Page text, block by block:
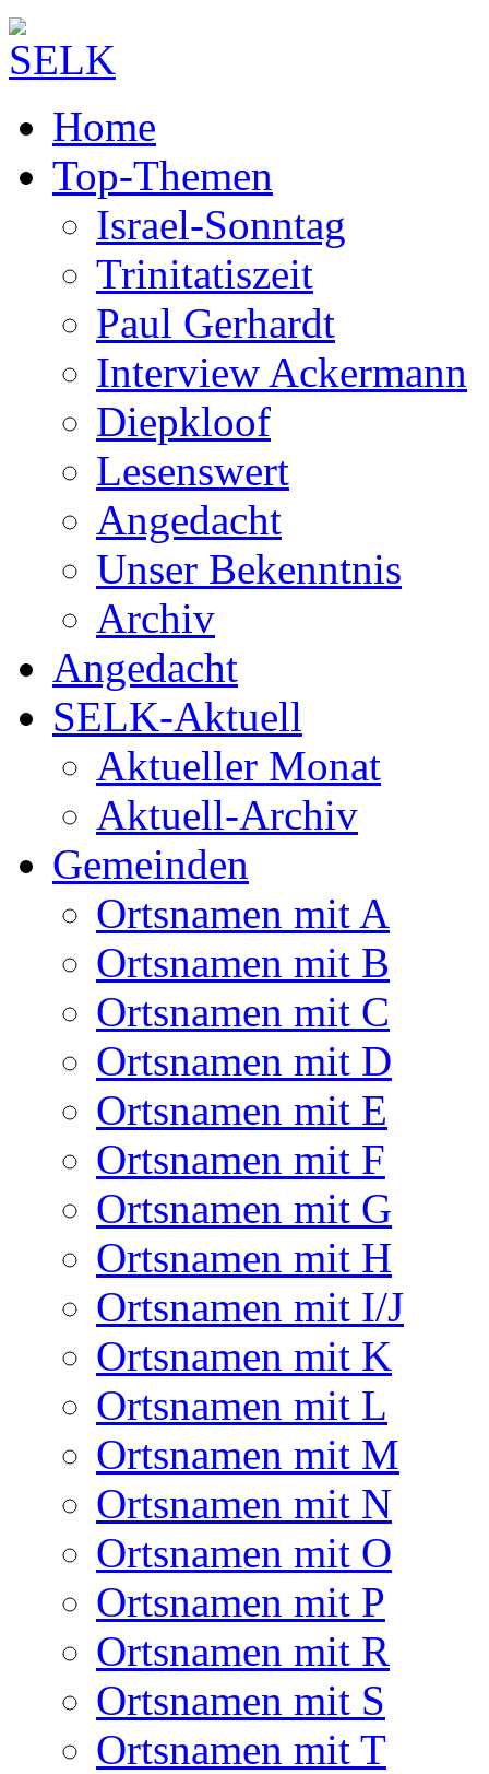
Home
Top-Themen
Israel-Sonntag
Trinitatiszeit
Paul Gerhardt
Interview Ackermann
Diepkloof
Lesenswert
Angedacht
Unser Bekenntnis
Archiv
Angedacht
SELK-Aktuell
Aktueller Monat
Aktuell-Archiv
Gemeinden
Ortsnamen mit A
Ortsnamen mit B
Ortsnamen mit C
Ortsnamen mit D
Ortsnamen mit E
Ortsnamen mit F
Ortsnamen mit G
Ortsnamen mit H
Ortsnamen mit I/J
Ortsnamen mit K
Ortsnamen mit L
Ortsnamen mit M
Ortsnamen mit N
Ortsnamen mit O
Ortsnamen mit P
Ortsnamen mit R
Ortsnamen mit S
Ortsnamen mit T